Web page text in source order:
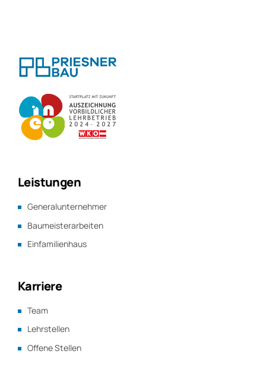
Leistungen
Generalunternehmer
Baumeisterarbeiten
Einfamilienhaus
Karriere
Team
Lehrstellen
Offene Stellen